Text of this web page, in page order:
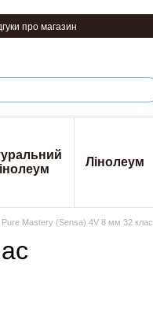
про магазин
Лінолеум
Pure Mastery (Sensa) 4V 8 мм 32 клас